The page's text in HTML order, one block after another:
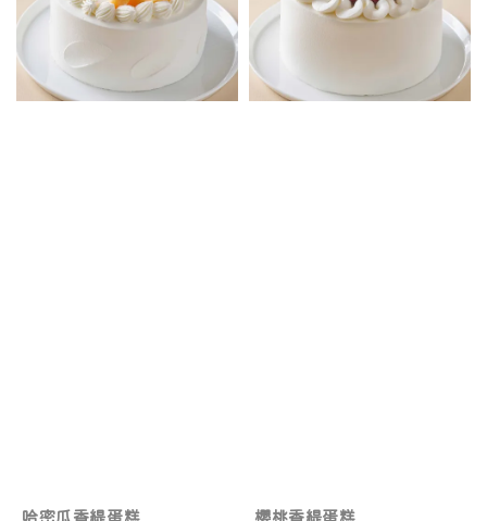
哈密瓜香緹蛋糕 櫻桃香緹蛋糕